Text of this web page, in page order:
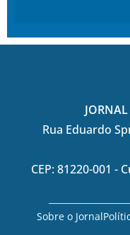
Rua Eduardo
CEP: 81220-001 -
Sobre o Jornal